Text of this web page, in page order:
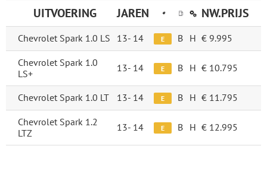
UITVOERING JAREN NW.PRIJS
Chevrolet Spark 1.0 LS 13- 14 E B H € 9.995
Chevrolet Spark 1.0
LS+
13- 14 E B H € 10.795
Chevrolet Spark 1.0 LT 13- 14 E B H € 11.795
Chevrolet Spark 1.2
LTZ
13- 14 E B H € 12.995